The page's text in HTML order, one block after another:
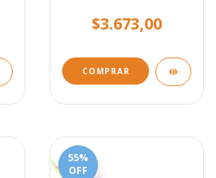
$3.673,00
55%
OFF